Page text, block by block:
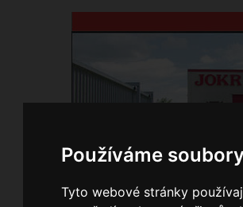
Používáme
Tyto webové stránky
Domů Kontakty